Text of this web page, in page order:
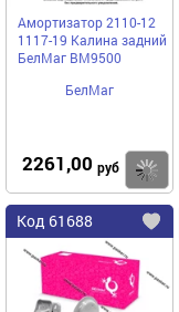
Амортизатор 2110-12
1117-19 Калина задний
БелМаг BM9500
БелМаг
2261,00 руб
Код 61688